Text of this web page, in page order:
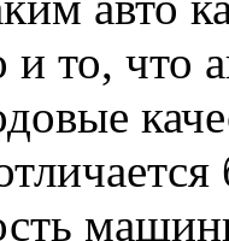
то, что